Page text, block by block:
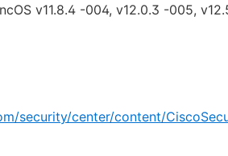
v11.8.4 -004, v12.0.3 -005,
security/center/content/